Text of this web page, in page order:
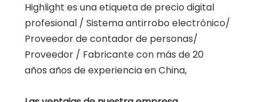
Highlight es una etiqueta de precio digital
profesional / Sistema antirrobo electrónico/
Proveedor de contador de personas/
Proveedor / Fabricante con más de 20
años años de experiencia en China,